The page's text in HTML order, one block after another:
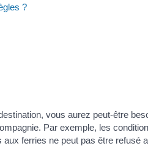
?
vous aurez peut-être
Par exemple, les
ferries ne peut pas être refusé